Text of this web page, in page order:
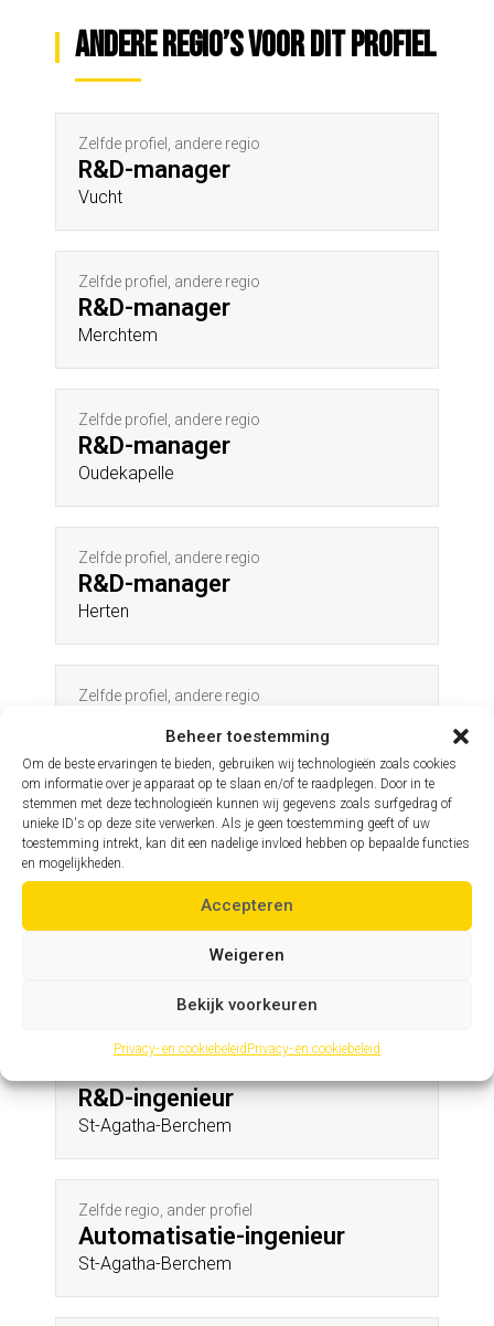
Beheer toestemming
Om de beste ervaringen te bieden, gebruiken wij technologieën zoals cookies
om informatie over je apparaat op te slaan en/of te raadplegen. Door in te
stemmen met deze technologieën kunnen wij gegevens zoals surfgedrag of
unieke ID's op deze site verwerken. Als je geen toestemming geeft of uw
toestemming intrekt, kan dit een nadelige invloed hebben op bepaalde functies
en mogelijkheden.
Accepteren
Weigeren
Bekijk voorkeuren
Privacy- en cookiebeleidPrivacy- en cookiebeleid
Andere regio’s voor dit profiel
Zelfde profiel, andere regio
R&D-manager
Vucht
Zelfde profiel, andere regio
R&D-manager
Merchtem
Zelfde profiel, andere regio
R&D-manager
Oudekapelle
Zelfde profiel, andere regio
R&D-manager
Herten
Zelfde profiel, andere regio
St-Martens-Lierde
Zelfde profiel, andere regio
R&D-manager
Galmaarden
Andere profielen in deze regio
R&D-ingenieur
St-Agatha-Berchem
Zelfde regio, ander profiel
Automatisatie-ingenieur
St-Agatha-Berchem